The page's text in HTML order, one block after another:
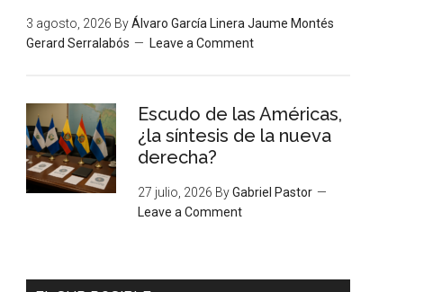
3 agosto, 2026 ByÁlvaro García Linera Jaume Montés
Gerard Serralabós
Leave a Comment
Escudo de las Américas,
¿la síntesis de la nueva
derecha?
27 julio, 2026 ByGabriel Pastor
Leave a Comment